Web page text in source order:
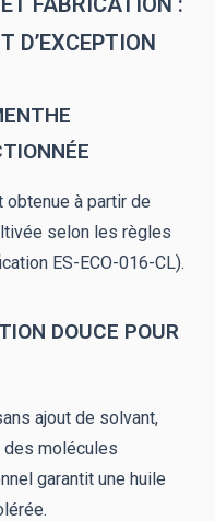
D’EXCEPTION
obtenue à partir de
selon les règles
ES-ECO-016-CL).
DOUCE POUR
ajout de solvant,
des molécules
garantit une huile